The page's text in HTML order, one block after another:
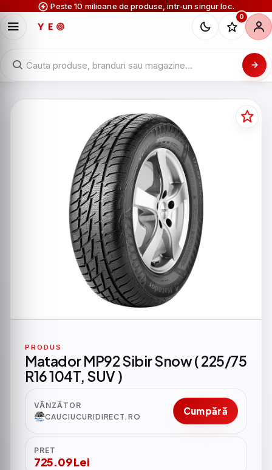
Peste 10 milioane de produse, intr-un singur loc.
0
PRODUS
Matador MP92 Sibir Snow ( 225/75
R16 104T, SUV )
VÂNZĂTOR
CAUCIUCURIDIRECT.RO
Cumpără
PRET
725.09 Lei